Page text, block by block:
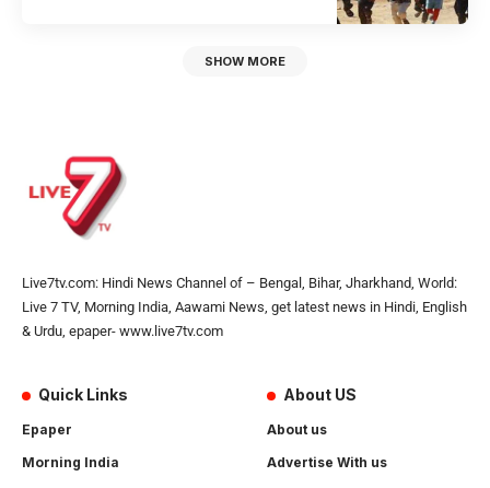
SHOW MORE
Live7tv.com: Hindi News Channel of – Bengal, Bihar, Jharkhand, World:
Live 7 TV, Morning India, Aawami News, get latest news in Hindi, English
& Urdu, epaper- www.live7tv.com
Quick Links
Epaper
Morning India
About US
About us
Advertise With us